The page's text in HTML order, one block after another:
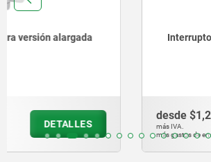
Interruptores de seguridad de bisagra
desde $1,216.04
más IVA.
más gastos de envío